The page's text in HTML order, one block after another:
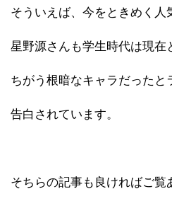
そういえば、今をときめく人
星野源さんも学生時代は現在
ちがう根暗なキャラだったと
告白されています。
そちらの記事も良ければご覧